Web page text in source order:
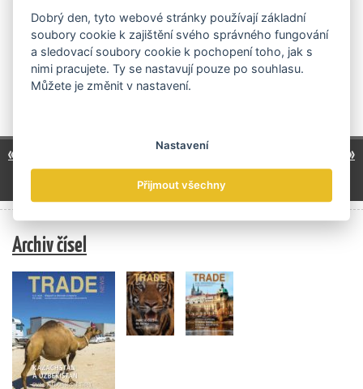
cestě k celoživotní lásce ke sportu,“ říkají Jan Březina a
Martin Jahoda, kteří společnost Gymnathlon před pěti lety
založili. V době, kdy děti tráví čím dál tím víc času doma
před obrazovkami nebo s telefonem, je to bezesporu
bohulibá myšlenka.
« předchozí 5 6
… 28 … 41
další »
Archiv čísel
Dobrý den, tyto webové stránky používají základní
soubory cookie k zajištění svého správného fungování
a sledovací soubory cookie k pochopení toho, jak s
nimi pracujete. Ty se nastavují pouze po souhlasu.
Můžete je změnit v nastavení.
Nastavení
Přijmout všechny